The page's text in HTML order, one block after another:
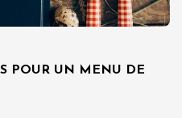
POUR UN MENU DE